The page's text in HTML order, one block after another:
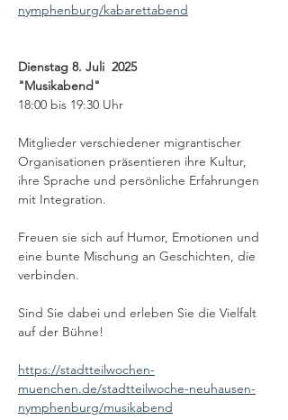
nymphenburg/kabarettabend
Dienstag 8. Juli  2025
"Musikabend"
18:00 bis 19:30 Uhr
Mitglieder verschiedener migrantischer
Organisationen präsentieren ihre Kultur,
ihre Sprache und persönliche Erfahrungen
mit Integration.
Freuen sie sich auf Humor, Emotionen und
eine bunte Mischung an Geschichten, die
verbinden.
Sind Sie dabei und erleben Sie die Vielfalt
auf der Bühne!
https://stadtteilwochen-
muenchen.de/stadtteilwoche-neuhausen-
nymphenburg/musikabend